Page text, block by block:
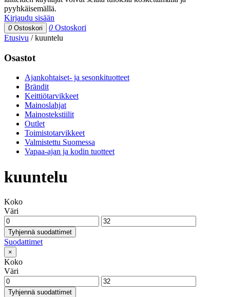
pyyhkäisemällä.
Kirjaudu sisään
0 Ostoskori 0 Ostoskori
Etusivu /kuuntelu
Osastot
Ajankohtaiset- ja sesonkituotteet
Brändit
Keittiötarvikkeet
Mainoslahjat
Mainostekstiilit
Outlet
Toimistotarvikkeet
Valmistettu Suomessa
Vapaa-ajan ja kodin tuotteet
kuuntelu
Koko
Väri
Tyhjennä suodattimet
Suodattimet
×
Koko
Väri
Tyhjennä suodattimet